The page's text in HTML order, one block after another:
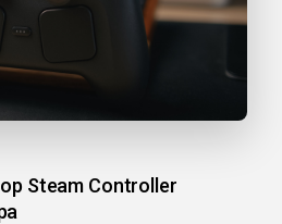
Steam Controller